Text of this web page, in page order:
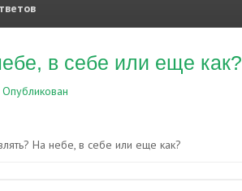
в себе или еще как?
Опубликован
На небе, в себе или еще как?